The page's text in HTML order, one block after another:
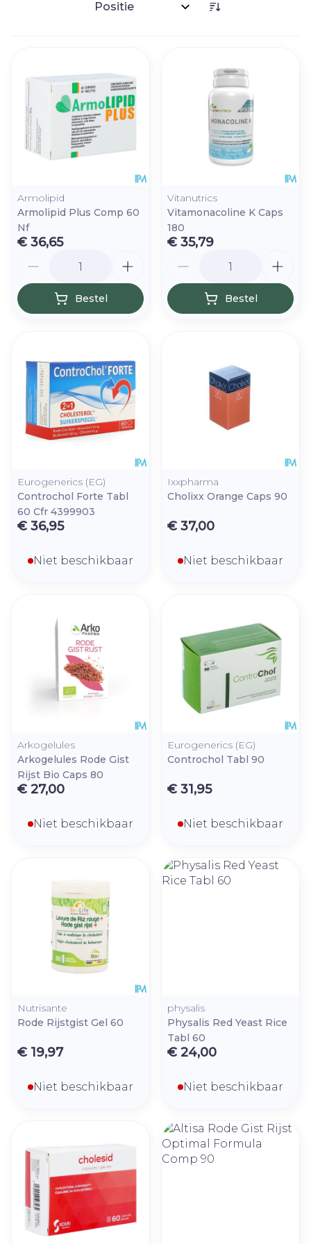
Sorteer op:
Armolipid
Armolipid Plus Comp 60
Nf
€ 36,65
Bestel
Vitanutrics
Vitamonacoline K Caps
180
€ 35,79
Bestel
Eurogenerics (EG)
Controchol Forte Tabl
60 Cfr 4399903
€ 36,95
Niet beschikbaar
Ixxpharma
Cholixx Orange Caps 90
€ 37,00
Niet beschikbaar
Arkogelules
Arkogelules Rode Gist
Rijst Bio Caps 80
€ 27,00
Niet beschikbaar
Eurogenerics (EG)
Controchol Tabl 90
€ 31,95
Niet beschikbaar
Nutrisante
Rode Rijstgist Gel 60
€ 19,97
Niet beschikbaar
physalis
Physalis Red Yeast Rice
Tabl 60
€ 24,00
Niet beschikbaar